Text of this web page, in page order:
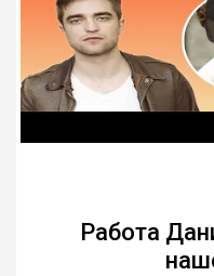
Работа